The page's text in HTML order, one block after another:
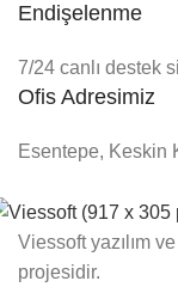
Endişelenme
7/24 canlı destek
Ofis Adresimiz
Esentepe, Keskin
Viessoft yazılım
projesidir.